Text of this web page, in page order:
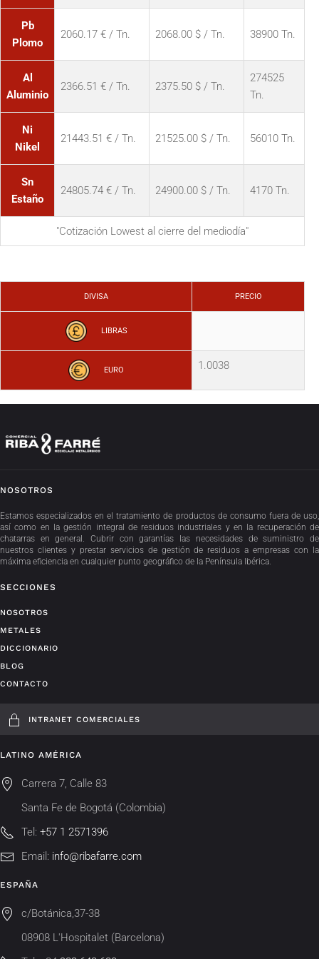
Pb
Plomo
2060.17 € / Tn. 2068.00 $ / Tn. 38900 Tn.
Al
Aluminio
2366.51 € / Tn. 2375.50 $ / Tn.
274525
Tn.
Ni
Nikel
21443.51 € / Tn. 21525.00 $ / Tn. 56010 Tn.
Sn
Estaño
24805.74 € / Tn. 24900.00 $ / Tn. 4170 Tn.
"Cotización Lowest al cierre del mediodía"
DIVISA PRECIO
LIBRAS
EURO 1.0038
NOSOTROS
Estamos especializados en el tratamiento de productos de consumo fuera de uso,
así como en la gestión integral de residuos industriales y en la recuperación de
chatarras en general. Cubrir con garantías las necesidades de suministro de
nuestros clientes y prestar servicios de gestión de residuos a empresas con la
máxima eficiencia en cualquier punto geográfico de la Península Ibérica.
SECCIONES
NOSOTROS
METALES
DICCIONARIO
BLOG
CONTACTO
INTRANET COMERCIALES
LATINO AMÉRICA
Carrera 7, Calle 83
Santa Fe de Bogotá (Colombia)
Tel: +57 1 2571396
Email: info@ribafarre.com
ESPAÑA
c/Botánica,37-38
08908 L'Hospitalet (Barcelona)